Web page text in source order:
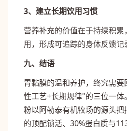
3、建立长期饮用习惯
营养补充的价值在于持续积
用，形成可追踪的身体反馈记
九、结语
胃黏膜的温和养护，终究需
性工艺+长期规律"的三位一体
粉以阿勒泰有机牧场的源头
的顶配锁活、30%蛋白质与